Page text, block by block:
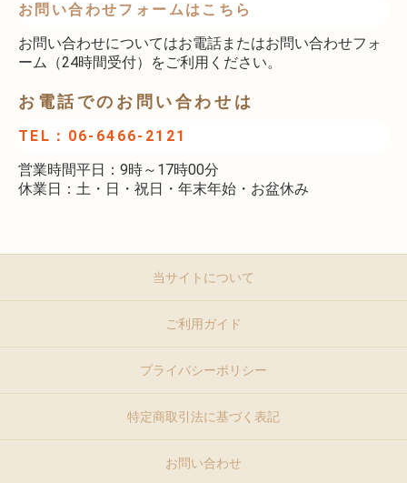
お問い合わせフォームはこちら
お問い合わせについてはお電話またはお問い合わせフォ
ーム（24時間受付）をご利用ください。
お電話でのお問い合わせは
TEL：06-6466-2121
営業時間平日：9時～17時00分
休業日：土・日・祝日・年末年始・お盆休み
当サイトについて
ご利用ガイド
プライバシーポリシー
特定商取引法に基づく表記
お問い合わせ